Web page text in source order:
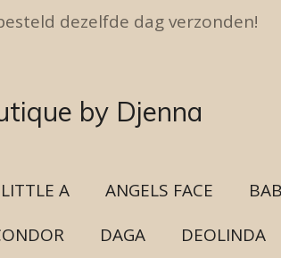
dezelfde dag verzonden!
by Djenna
A ANGELS FACE
DAGA DEOLINDA